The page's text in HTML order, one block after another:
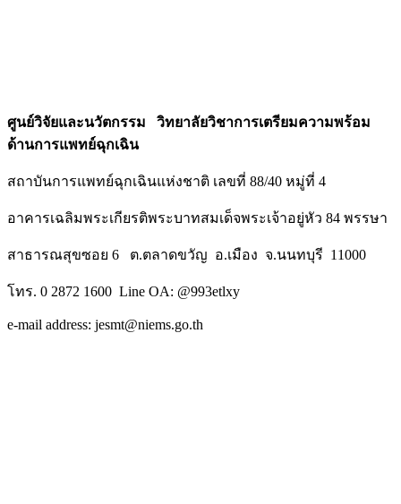
ศูนย์วิจัยและนวัตกรรม วิทยาลัยวิชาการเตรียมความพร้อม
ด้านการแพทย์ฉุกเฉิน
สถาบันการแพทย์ฉุกเฉินแห่งชาติ เลขที่ 88/40 หมู่ที่ 4
อาคารเฉลิมพระเกียรติพระบาทสมเด็จพระเจ้าอยู่หัว 84 พรรษา
สาธารณสุขซอย 6 ต.ตลาดขวัญ อ.เมือง จ.นนทบุรี 11000
โทร. 0 2872 1600 Line OA: @993etlxy
e-mail address: jesmt@niems.go.th